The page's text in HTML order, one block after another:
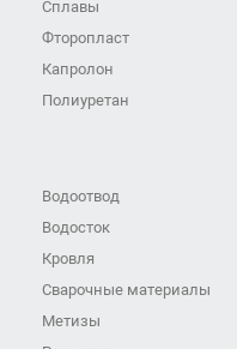
Сплавы
Фторопласт
Капролон
Полиуретан
Водоотвод
Водосток
Кровля
Сварочные материалы
Метизы